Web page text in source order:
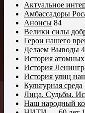
Актуальное
Амбассадоры
Анонсы 84
Велики силы
Герои нашего
Делаем Выводы 4
История
История
История улиц
Культурная среда
Лица. Судьбы.
Наш народный